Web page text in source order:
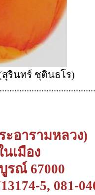
รินทร์ ชุตินธโร)
อารามหลวง)
เมือง
รณ์ 67000
5, 081-